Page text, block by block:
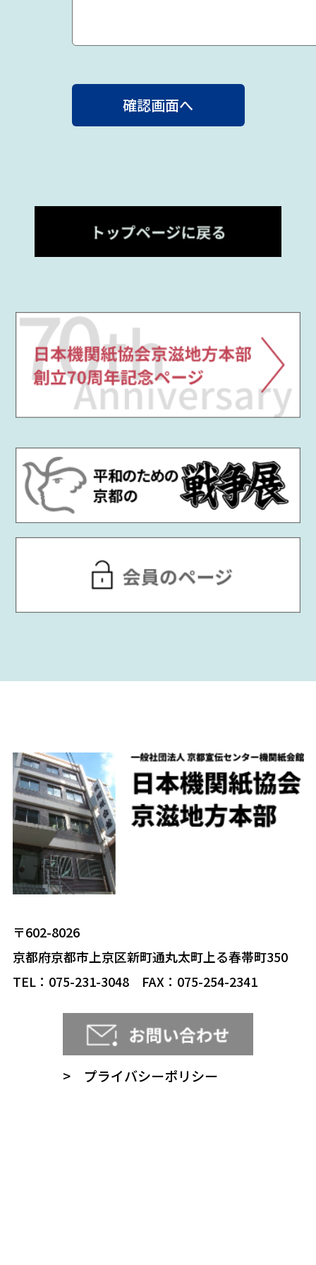
〒602-8026
京都府京都市上京区新町通丸太町上る春帯町350
TEL：075-231-3048 FAX：075-254-2341
> プライバシーポリシー